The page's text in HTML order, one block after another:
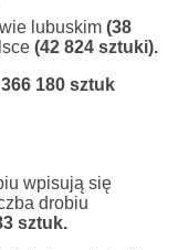
lubuskim (38
(42 824 sztuki).
366 180 sztuk
wpisują się
drobiu
sztuk.